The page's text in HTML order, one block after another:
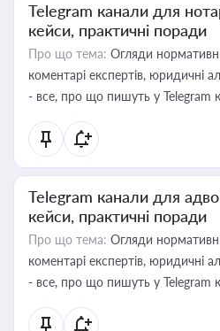
Telegram канали для
кейси, практичні поради
Про що тема: Огляди
коментарі експертів, юридичні
- все, про що пишуть у Telegram
Telegram канали для
кейси, практичні поради
Про що тема: Огляди
коментарі експертів, юридичні
- все, про що пишуть у Telegram